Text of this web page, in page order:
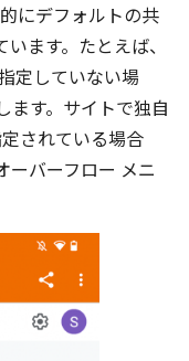
にデフォルトの共
ます。たとえば、
定していない場
ます。サイトで独自
されている場合
ーバーフロー メニ